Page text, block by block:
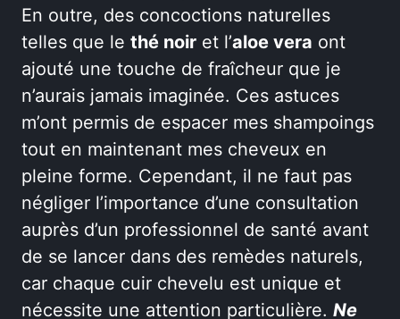
En outre, des concoctions naturelles
telles que le thé noir et l’aloe vera ont
ajouté une touche de fraîcheur que je
n’aurais jamais imaginée. Ces astuces
m’ont permis de espacer mes shampoings
tout en maintenant mes cheveux en
pleine forme. Cependant, il ne faut pas
négliger l’importance d’une consultation
auprès d’un professionnel de santé avant
de se lancer dans des remèdes naturels,
car chaque cuir chevelu est unique et
nécessite une attention particulière. Ne